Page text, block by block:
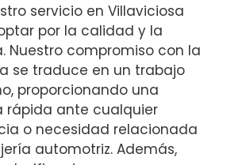
servicio en Villaviciosa
por la calidad y la
Nuestro compromiso con la
se traduce en un trabajo
proporcionando una
rápida ante cualquier
o necesidad relacionada
automotriz. Además,